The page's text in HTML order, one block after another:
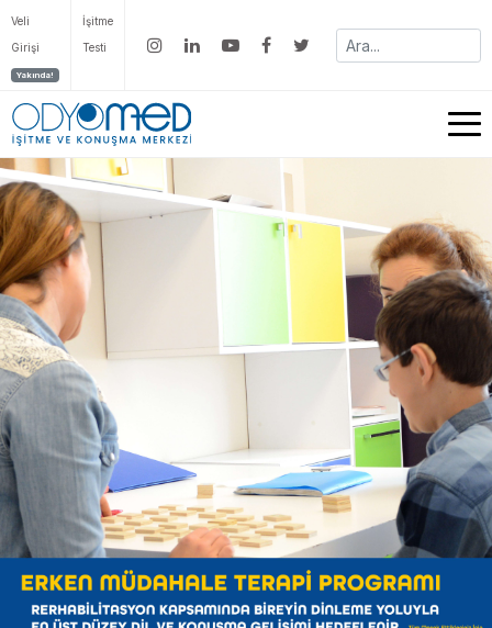
Veli
Girişi
Yakında!
İşitme
Testi